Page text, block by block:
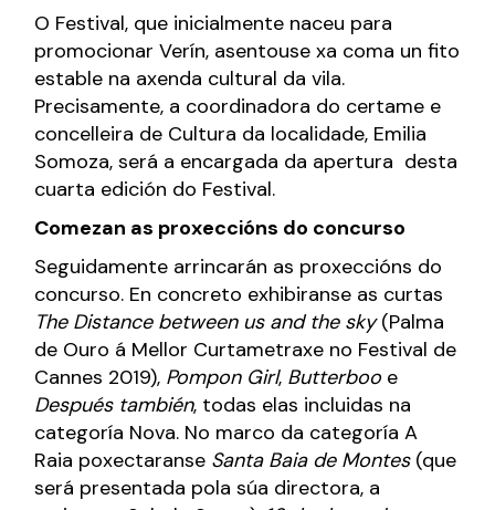
O Festival, que inicialmente naceu para
promocionar Verín, asentouse xa coma un fito
estable na axenda cultural da vila.
Precisamente, a coordinadora do certame e
concelleira de Cultura da localidade, Emilia
Somoza, será a encargada da apertura desta
cuarta edición do Festival.
Comezan as proxeccións do concurso
Seguidamente arrincarán as proxeccións do
concurso. En concreto exhibiranse as curtas
The Distance between us and the sky(Palma
de Ouro á Mellor Curtametraxe no Festival de
Cannes 2019), Pompon Girl, Butterboo e
Después también, todas elas incluidas na
categoría Nova. No marco da categoría A
Raia poxectaranse Santa Baia de Montes(que
será presentada pola súa directora, a